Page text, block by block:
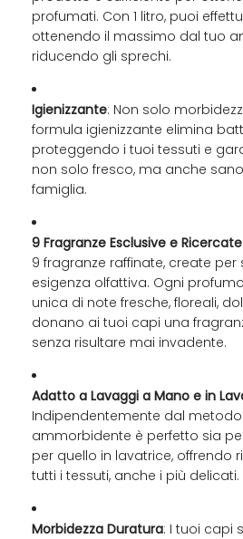
profumati. Con 1 litro, puoi
ottenendo il massimo dal tuo
riducendo gli sprechi.
Igienizzante: Non solo
formula igienizzante elimina
proteggendo i tuoi tessuti e
non solo fresco, ma anche
famiglia.
9 Fragranze Esclusive e Ricercate
9 fragranze raffinate, create
esigenza olfattiva. Ogni
unica di note fresche, floreali,
donano ai tuoi capi una
senza risultare mai invadente.
Adatto a Lavaggi a Mano e in
Indipendentemente dal
ammorbidente è perfetto sia
per quello in lavatrice, offrendo
tutti i tessuti, anche i più delicati.
Morbidezza Duratura: I tuoi capi